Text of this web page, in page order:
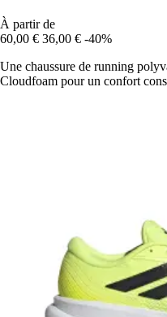
À partir de
60,00 € 36,00 € -40%
Une chaussure de running
Cloudfoam pour un confort